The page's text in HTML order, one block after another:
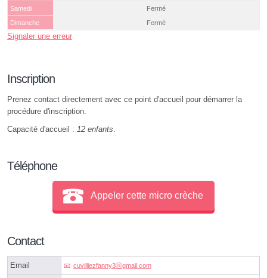
Samedi
Fermé
Dimanche
Fermé
Signaler une erreur
Inscription
Prenez contact directement avec ce point d'accueil pour démarrer la
procédure d'inscription.
Capacité d'accueil : 12 enfants
Téléphone
Appeler cette micro crèche
Contact
Email cuvilliezfanny3ⓐgmail.com